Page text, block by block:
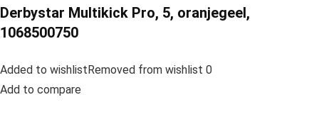
Derbystar Multikick Pro, 5, oranjegeel,
1068500750
Added to wishlistRemoved from wishlist 0
Add to compare